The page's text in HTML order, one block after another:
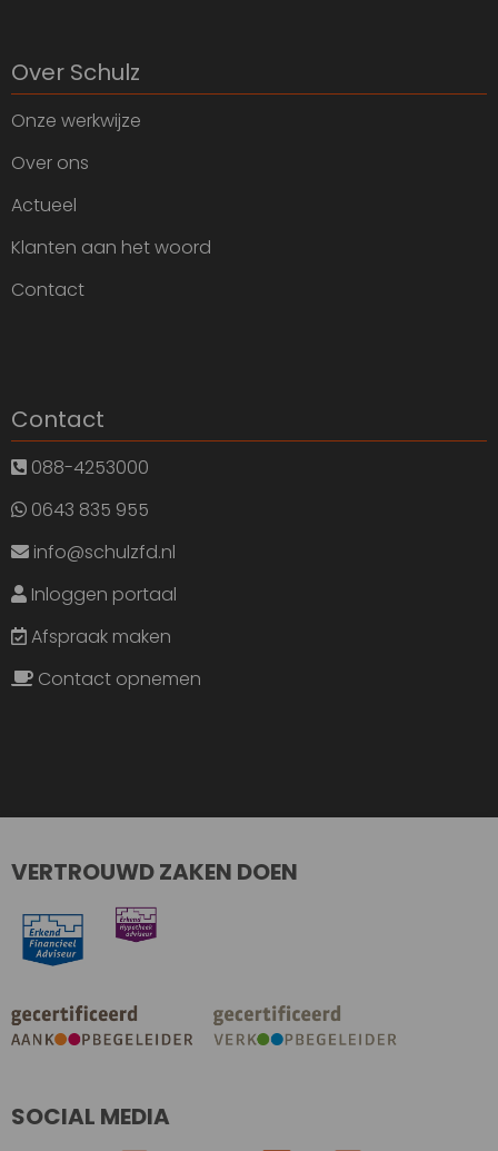
Over Schulz
Onze werkwijze
Over ons
Actueel
Klanten aan het woord
Contact
Contact
088-4253000
0643 835 955
info@schulzfd.nl
Inloggen portaal
Afspraak maken
Contact opnemen
VERTROUWD ZAKEN DOEN
SOCIAL MEDIA